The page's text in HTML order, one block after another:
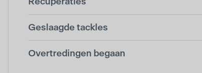
Geslaagde tackles
Overtredingen begaan